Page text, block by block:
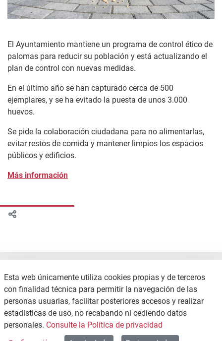
El Ayuntamiento mantiene un programa de control ético de
palomas para reducir su población y está actualizando el
plan de control con nuevas medidas.
En el último año se han capturado cerca de 500
ejemplares, y se ha evitado la puesta de unos 3.000
huevos.
Se pide la colaboración ciudadana para no alimentarlas,
evitar restos de comida y mantener limpios los espacios
públicos y edificios.
Más información
Esta web únicamente utiliza cookies propias y de terceros
con finalidad técnica para permitir la navegación de las
personas usuarias, facilitar posteriores accesos y realizar
estadísticas de uso, no recabando ni cediendo datos
personales. Consulte la Política de privacidad